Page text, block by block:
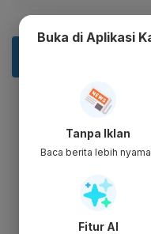
Buka di Aplikasi
Tanpa Iklan
Baca berita lebih
Fitur AI